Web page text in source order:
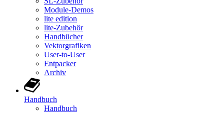
Module-Demos
lite edition
lite-Zubehör
Handbücher
Vektorgrafiken
User-to-User
Entpacker
Archiv
Handbuch
Handbuch